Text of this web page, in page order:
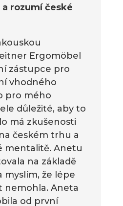
rozumí české
Ergomöbel
zástupce pro
vhodného
pro mého
důležité, aby to
má zkušenosti
českém trhu a
mentalitě. Anetu
na základě
myslím, že lépe
nemohla. Aneta
od první